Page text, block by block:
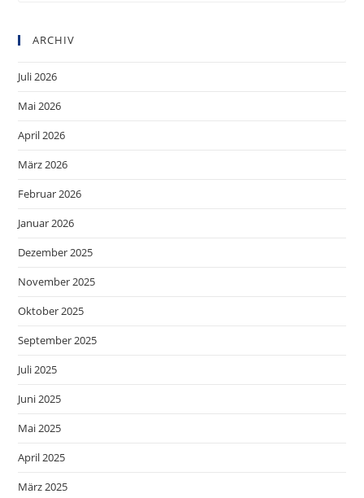
ARCHIV
Juli 2026
Mai 2026
April 2026
März 2026
Februar 2026
Januar 2026
Dezember 2025
November 2025
Oktober 2025
September 2025
Juli 2025
Juni 2025
Mai 2025
April 2025
März 2025